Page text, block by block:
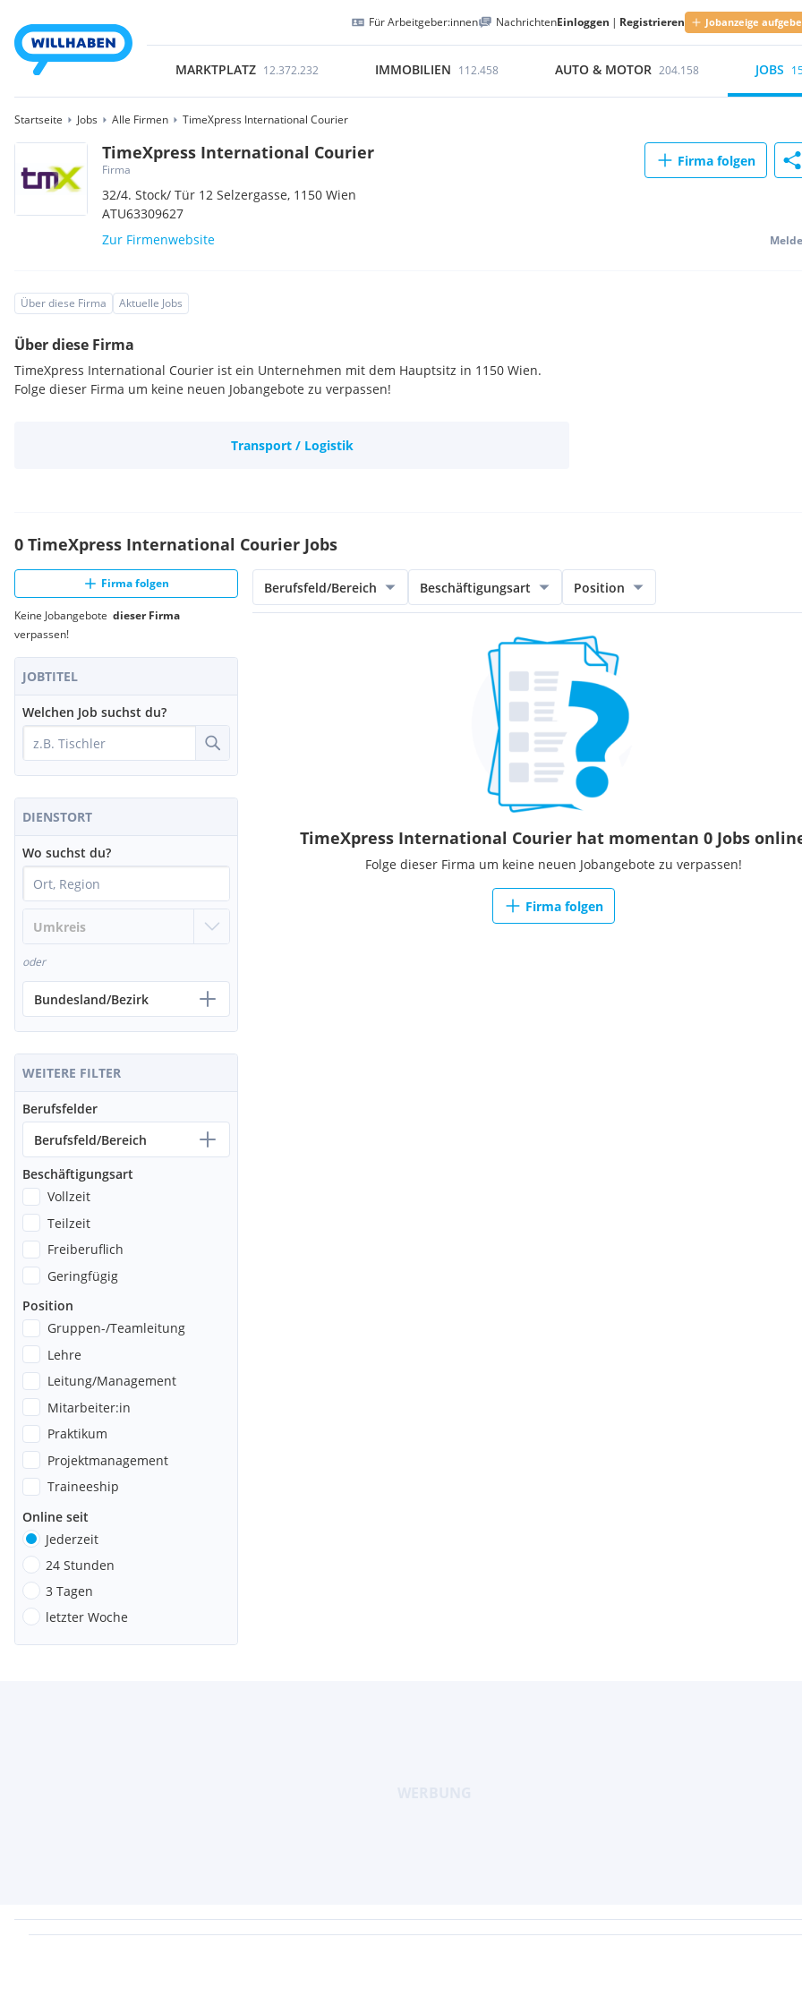
Für Arbeitgeber:innen NachrichtenEinloggen | Registrieren Jobanzeige
MARKTPLATZ 12.372.232 IMMOBILIEN 112.458 AUTO & MOTOR 204.158 JOBS
Startseite Jobs Alle Firmen TimeXpress International Courier
TimeXpress International Courier
Firma
32/4. Stock/ Tür 12 Selzergasse, 1150Wien
ATU63309627
Zur Firmenwebsite
Firma folgen
Über diese Firma Aktuelle Jobs
Über diese Firma
TimeXpress International Courier ist ein Unternehmen mit dem Hauptsitz in 1150 Wien.
Folge dieser Firma um keine neuen Jobangebote zu verpassen!
Transport / Logistik
0 TimeXpress International Courier Jobs
Firma folgen
Keine Jobangebote dieser Firma
verpassen!
JOBTITEL
Welchen Job suchst du?
DIENSTORT
Wo suchst du?
oder
Bundesland/Bezirk
WEITERE FILTER
Berufsfelder
Berufsfeld/Bereich
Beschäftigungsart
Vollzeit
Teilzeit
Freiberuflich
Geringfügig
Position
Gruppen-/Teamleitung
Lehre
Leitung/Management
Mitarbeiter:in
Praktikum
Projektmanagement
Traineeship
Online seit
Jederzeit
24 Stunden
3 Tagen
letzter Woche
Berufsfeld/Bereich Beschäftigungsart Position
TimeXpress International Courier hat momentan 0 Jobs
Folge dieser Firma um keine neuen Jobangebote zu verpassen!
Firma folgen